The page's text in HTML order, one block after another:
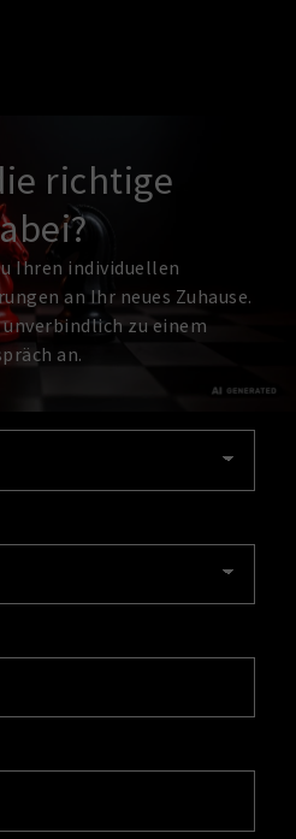
richtige
Ihren individuellen
an Ihr neues Zuhause.
unverbindlich zu einem
an.